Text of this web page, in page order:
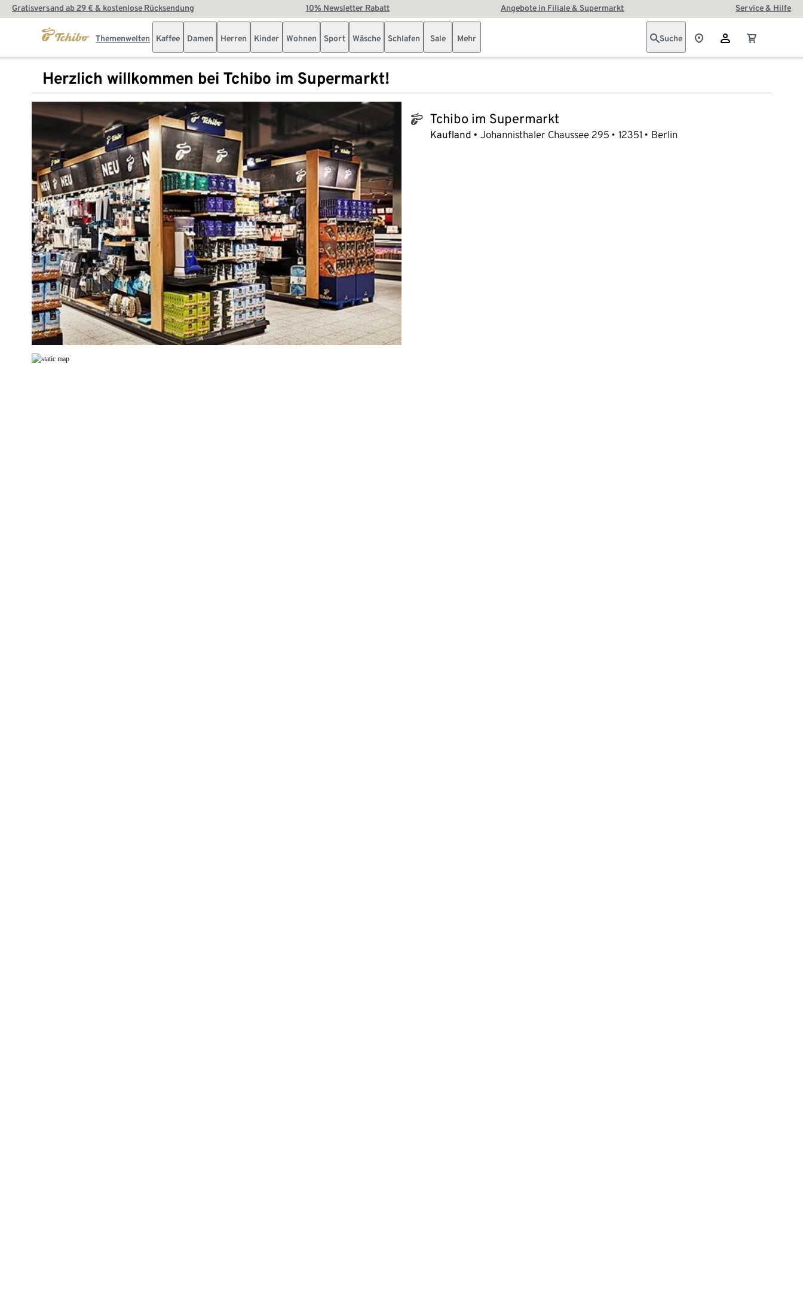
Gratisversand ab 29 € & kostenlose Rücksendung 10% Newsletter Rabatt Angebote in Filiale & Supermarkt Service & Hilfe
Themenwelten Kaffee Damen Herren Kinder Wohnen Sport Wäsche Schlafen Sale Mehr Suche
Herzlich willkommen bei Tchibo im Supermarkt!
tchibo_logo Tchibo im Supermarkt
Kaufland Johannisthaler Chaussee 295 12351 Berlin